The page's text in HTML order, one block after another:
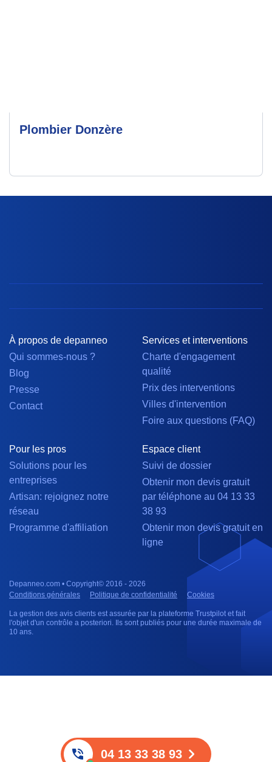
Plombier Donzère
À propos de depanneo
Qui sommes-nous ?
Blog
Presse
Contact
Services et interventions
Charte d'engagement
qualité
Prix des interventions
Villes d'intervention
Foire aux questions (FAQ)
Pour les pros
Solutions pour les
entreprises
Artisan: rejoignez notre
réseau
Programme d'affiliation
Espace client
Suivi de dossier
Obtenir mon devis gratuit
par téléphone au 04 13 33
38 93
Obtenir mon devis gratuit en
ligne
Depanneo.com • Copyright© 2016 - 2026
Conditions générales
Politique de confidentialité Cookies
La gestion des avis clients est assurée par la plateforme Trustpilot et fait
l'objet d'un contrôle a posteriori. Ils sont publiés pour une durée maximale de
10 ans.
04 13 33 38 93